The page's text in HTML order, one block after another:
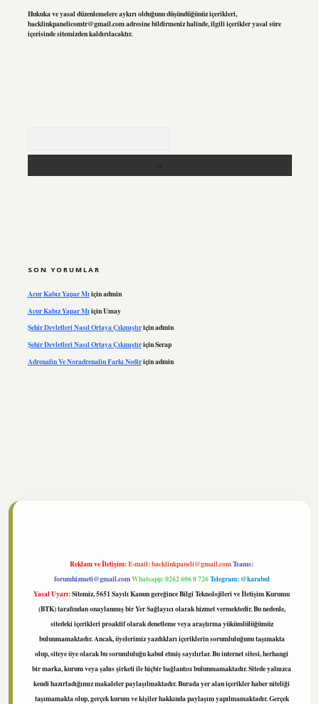
Hukuka ve yasal düzenlemelere aykırı olduğunu düşündüğünüz içerikleri,
backlinkpanelicomtr@gmail.comadresine bildirmeniz halinde, ilgili içerikler yasal süre
içerisinde sitemizden kaldırılacaktır.
SON YORUMLAR
Acur Kabız Yapar Mıiçinadmin
Acur Kabız Yapar Mı içinUmay
Şehir Devletleri Nasıl Ortaya Çıkmıştıriçinadmin
Şehir Devletleri Nasıl Ortaya ÇıkmıştıriçinSerap
Adrenalin Ve Noradrenalin Farkı Nediriçinadmin
Reklam ve İletişim:E-mail:backlinkpaneli@gmail.comTeams:
forumhizmeti@gmail.comWhatsapp: 0262 606 0 726Telegram: @karabul
Yasal Uyarı:Sitemiz, 5651 Sayılı Kanun gereğince Bilgi Teknolojileri ve İletişim Kurumu
(BTK) tarafından onaylanmış bir Yer Sağlayıcı olarak hizmet vermektedir. Bu nedenle,
sitedeki içerikleri proaktif olarak denetleme veya araştırma yükümlülüğümüz
bulunmamaktadır. Ancak, üyelerimiz yazdıkları içeriklerin sorumluluğunu taşımakta
olup, siteye üye olarak bu sorumluluğu kabul etmiş sayılırlar. Bu internet sitesi, herhangi
bir marka, kurum veya şahıs şirketi ile hiçbir bağlantısı bulunmamaktadır. Sitede yalnızca
kendi hazırladığımız makaleler paylaşılmaktadır. Burada yer alan içerikler haber niteliği
taşımamakta olup, gerçek kurum ve kişiler hakkında paylaşım yapılmamaktadır. Gerçek